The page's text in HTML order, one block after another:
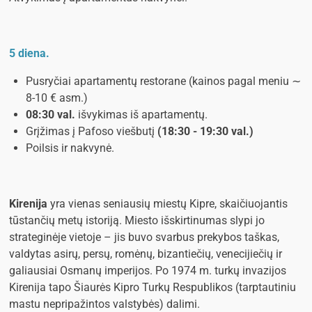
5 diena.
Pusryčiai apartamentų restorane (kainos pagal meniu ∼
8-10 € asm.)
08:30 val. išvykimas iš apartamentų.
Grįžimas į Pafoso viešbutį (18:30 - 19:30 val.)
Poilsis ir nakvynė.
Kirenija yra vienas seniausių miestų Kipre, skaičiuojantis
tūstančių metų istoriją. Miesto išskirtinumas slypi jo
strateginėje vietoje – jis buvo svarbus prekybos taškas,
valdytas asirų, persų, romėnų, bizantiečių, venecijiečių ir
galiausiai Osmanų imperijos. Po 1974 m. turkų invazijos
Kirenija tapo Šiaurės Kipro Turkų Respublikos (tarptautiniu
mastu nepripažintos valstybės) dalimi.